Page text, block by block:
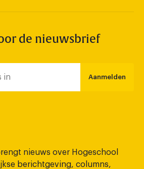
de nieuwsbrief
Aanmelden
nieuws over Hogeschool
berichtgeving, columns,